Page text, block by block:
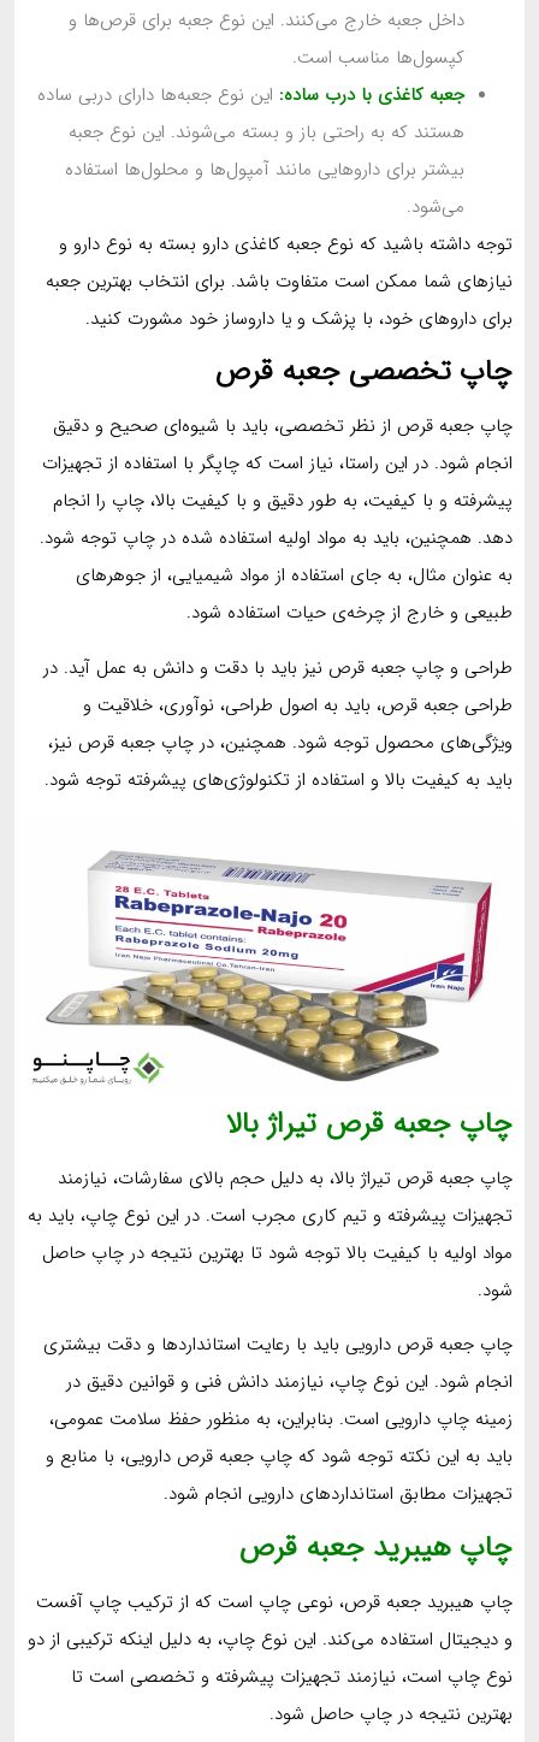
داخل جعبه خارج می‌کنند. این نوع جعبه برای قرص‌ها و
کپسول‌ها مناسب است.
جعبه کاغذی با درب ساده:این نوع جعبه‌ها دارای دربی ساده
هستند که به راحتی باز و بسته می‌شوند. این نوع جعبه
بیشتر برای داروهایی مانند آمپول‌ها و محلول‌ها استفاده
می‌شود.
توجه داشته باشید که نوع جعبه کاغذی دارو بسته به نوع دارو و
نیازهای شما ممکن است متفاوت باشد. برای انتخاب بهترین جعبه
برای داروهای خود، با پزشک و یا داروساز خود مشورت کنید.
چاپ تخصصی جعبه قرص
چاپ جعبه قرص از نظر تخصصی، باید با شیوه‌ای صحیح و دقیق
انجام شود. در این راستا، نیاز است که چاپگر با استفاده از تجهیزات
پیشرفته و با کیفیت، به طور دقیق و با کیفیت بالا، چاپ را انجام
دهد. همچنین، باید به مواد اولیه استفاده شده در چاپ توجه شود.
به عنوان مثال، به جای استفاده از مواد شیمیایی، از جوهرهای
طبیعی و خارج از چرخه‌ی حیات استفاده شود.
طراحی و چاپ جعبه قرص نیز باید با دقت و دانش به عمل آید. در
طراحی جعبه قرص، باید به اصول طراحی، نوآوری، خلاقیت و
ویژگی‌های محصول توجه شود. همچنین، در چاپ جعبه قرص نیز،
باید به کیفیت بالا و استفاده از تکنولوژی‌های پیشرفته توجه شود.
چاپ جعبه قرص تیراژ بالا
چاپ جعبه قرص تیراژ بالا، به دلیل حجم بالای سفارشات، نیازمند
تجهیزات پیشرفته و تیم کاری مجرب است. در این نوع چاپ، باید به
مواد اولیه با کیفیت بالا توجه شود تا بهترین نتیجه در چاپ حاصل
شود.
چاپ جعبه قرص دارویی باید با رعایت استانداردها و دقت بیشتری
انجام شود. این نوع چاپ، نیازمند دانش فنی و قوانین دقیق در
زمینه چاپ دارویی است. بنابراین، به منظور حفظ سلامت عمومی،
باید به این نکته توجه شود که چاپ جعبه قرص دارویی، با منابع و
تجهیزات مطابق استانداردهای دارویی انجام شود.
چاپ هیبرید جعبه قرص
چاپ هیبرید جعبه قرص، نوعی چاپ است که از ترکیب چاپ آفست
و دیجیتال استفاده می‌کند. این نوع چاپ، به دلیل اینکه ترکیبی از دو
نوع چاپ است، نیازمند تجهیزات پیشرفته و تخصصی است تا
بهترین نتیجه در چاپ حاصل شود.